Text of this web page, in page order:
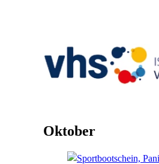
Oktober